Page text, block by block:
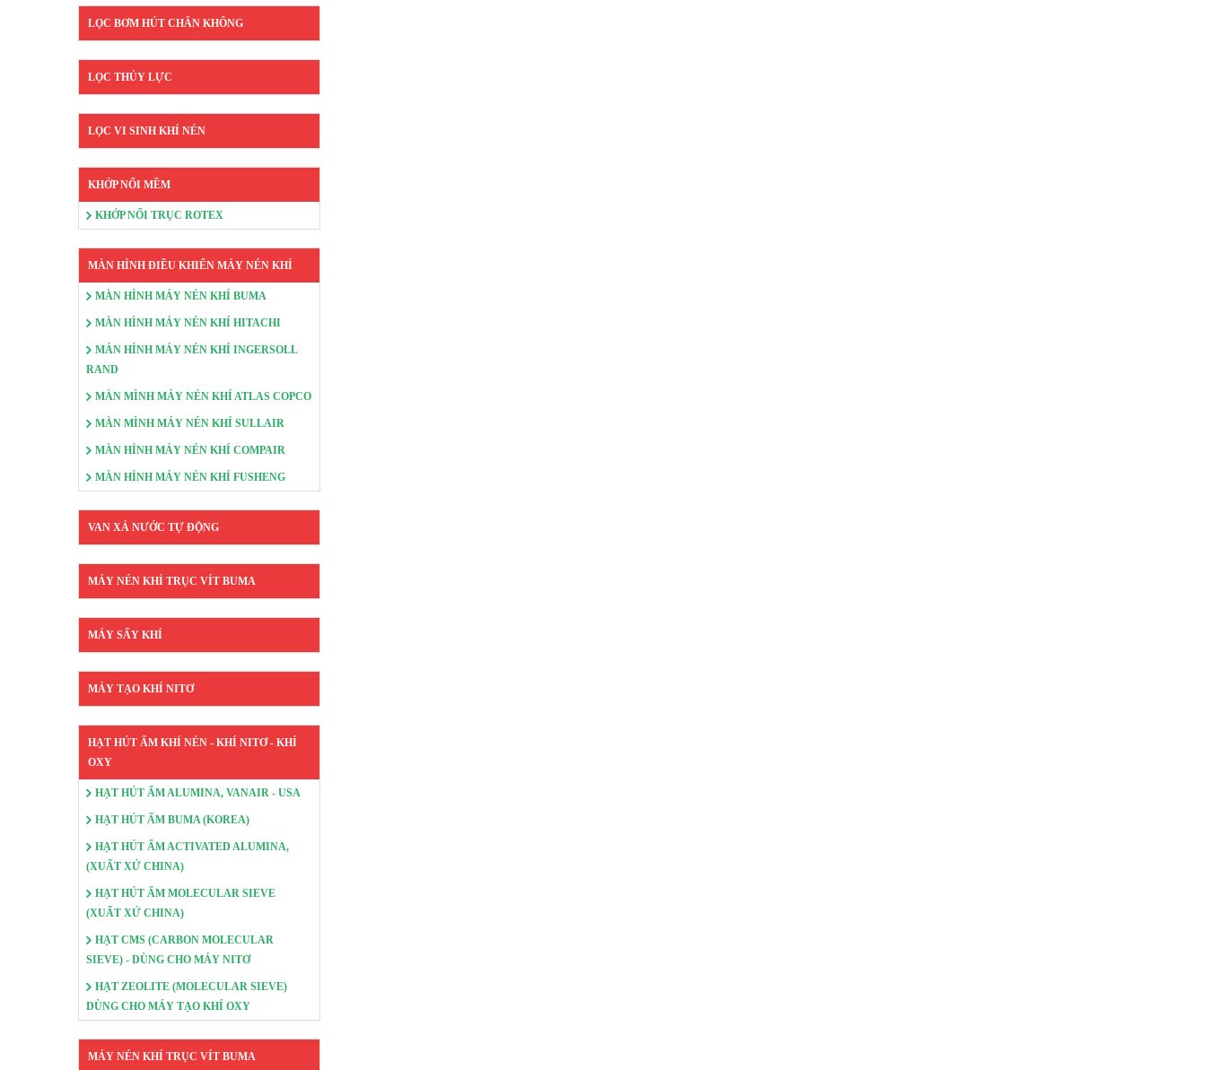
LỌC BƠM HÚT CHÂN KHÔNG
LỌC THỦY LỰC
LỌC VI SINH KHÍ NÉN
KHỚP NỐI MỀM
KHỚP NỐI TRỤC ROTEX
MÀN HÌNH ĐIỀU KHIỂN MÁY NÉN KHÍ
MÀN HÌNH MÁY NÉN KHÍ BUMA
MÀN HÌNH MÁY NÉN KHÍ HITACHI
MÁN HÌNH MÁY NÉN KHÍ INGERSOLL
RAND
MÀN MÌNH MÁY NÉN KHÍ ATLAS COPCO
MÀN MÌNH MÁY NÉN KHÍ SULLAIR
MÀN HÌNH MÁY NÉN KHÍ COMPAIR
MÀN HÌNH MÁY NÉN KHÍ FUSHENG
VAN XẢ NƯỚC TỰ ĐỘNG
MÁY NÉN KHÍ TRỤC VÍT BUMA
MÁY SẤY KHÍ
MÁY TẠO KHÍ NITƠ
HẠT HÚT ẨM KHÍ NÉN - KHÍ NITƠ - KHÍ
OXY
HẠT HÚT ẨM ALUMINA, VANAIR - USA
HẠT HÚT ẨM BUMA (KOREA)
HẠT HÚT ẨM ACTIVATED ALUMINA,
(XUẤT XỨ CHINA)
HẠT HÚT ẨM MOLECULAR SIEVE
(XUẤT XỨ CHINA)
HẠT CMS (CARBON MOLECULAR
SIEVE) - DÙNG CHO MÁY NITƠ
HẠT ZEOLITE (MOLECULAR SIEVE)
DÙNG CHO MÁY TẠO KHÍ OXY
MÁY NÉN KHÍ TRỤC VÍT BUMA